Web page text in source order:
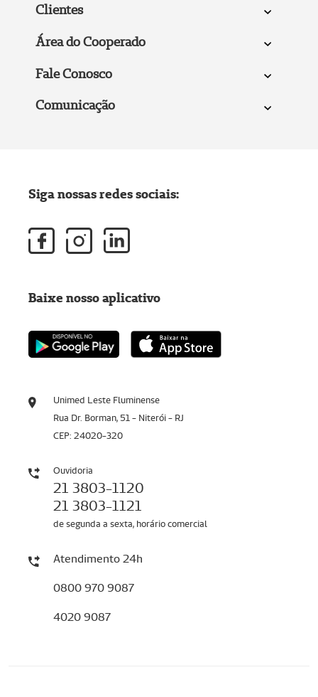
Clientes
Área do Cooperado
Fale Conosco
Comunicação
Unimed Leste Fluminense
Rua Dr. Borman, 51 - Niterói - RJ
CEP: 24020-320
Ouvidoria
21 3803-1120
21 3803-1121
de segunda a sexta, horário comercial
Atendimento 24h
0800 970 9087
4020 9087
Siga nossas redes sociais:
Baixe nosso aplicativo